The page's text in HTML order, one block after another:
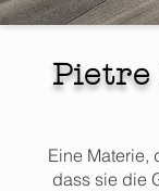
Eine Materie,
dass sie die